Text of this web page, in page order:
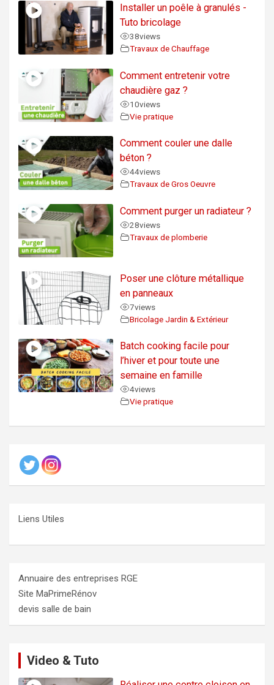
Installer un poêle à granulés -
Tuto bricolage
38views
Travaux de Chauffage
Comment entretenir votre
chaudière gaz ?
10views
Vie pratique
Comment couler une dalle
béton ?
44views
Travaux de Gros Oeuvre
Comment purger un radiateur ?
28views
Travaux de plomberie
Poser une clôture métallique
en panneaux
7views
Bricolage Jardin & Extérieur
Batch cooking facile pour
l’hiver et pour toute une
semaine en famille
4views
Vie pratique
Liens Utiles
Annuaire des entreprises RGE
Site MaPrimeRénov
devis salle de bain
Video & Tuto